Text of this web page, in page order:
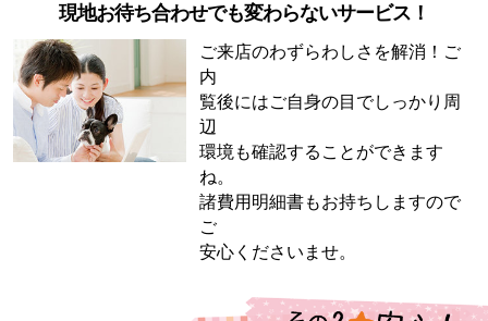
現地お待ち合わせでも変わらないサービス！
ご来店のわずらわしさを解消！ご
内
覧後にはご自身の目でしっかり周
辺
環境も確認することができます
ね。
諸費用明細書もお持ちしますので
ご
安心くださいませ。